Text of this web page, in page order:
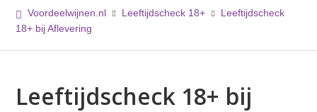
Voordeelwijnen.nl Leeftijdscheck 18+
Leeftijdscheck
18+ bij Aflevering
Leeftijdscheck 18+ bij